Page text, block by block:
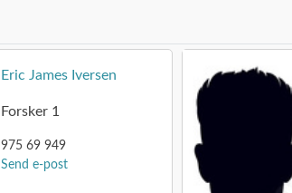
Eric James Iversen
Forsker 1
975 69 949
Send e-post